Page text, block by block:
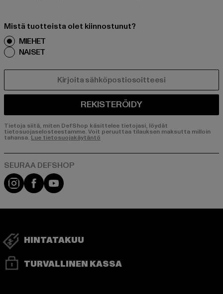
Mistä tuotteista olet kiinnostunut?
MIEHET
NAISET
REKISTERÖIDY
Tietoja siitä, miten DefShop käsittelee tietojasi, löydät
tietosuojaselosteestamme. Voit peruuttaa tilauksen maksutta milloin
tahansa. Lue tietosuojakäytäntö
Visit our Instagram page:
Visit our Facebook page:
Visit our YouTube channel:
HINTATAKUU
TURVALLINEN KASSA